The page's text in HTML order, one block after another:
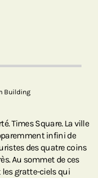
Building
Times Square. La ville
infini de
des quatre coins
Au sommet de ces
gratte-ciels qui